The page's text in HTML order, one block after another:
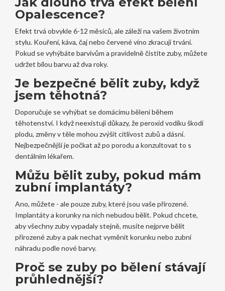
Opalescence?
Efekt trvá obvykle 6-12 měsíců, ale záleží na vašem životním
stylu. Kouření, káva, čaj nebo červené víno zkracují trvání.
Pokud se vyhýbáte barvivům a pravidelně čistíte zuby, můžete
udržet bílou barvu až dva roky.
Je bezpečné bělit zuby, když
jsem těhotná?
Doporučuje se vyhýbat se domácímu bělení během
těhotenství. I když neexistují důkazy, že peroxid vodíku škodí
plodu, změny v těle mohou zvýšit citlivost zubů a dásní.
Nejbezpečnější je počkat až po porodu a konzultovat to s
dentálním lékařem.
Můžu bělit zuby, pokud mám
zubní implantáty?
Ano, můžete - ale pouze zuby, které jsou vaše přirozené.
Implantáty a korunky na nich nebudou bělit. Pokud chcete,
aby všechny zuby vypadaly stejně, musíte nejprve bělit
přirozené zuby a pak nechat vyměnit korunku nebo zubní
náhradu podle nové barvy.
Proč se zuby po bělení stávají
průhlednější?